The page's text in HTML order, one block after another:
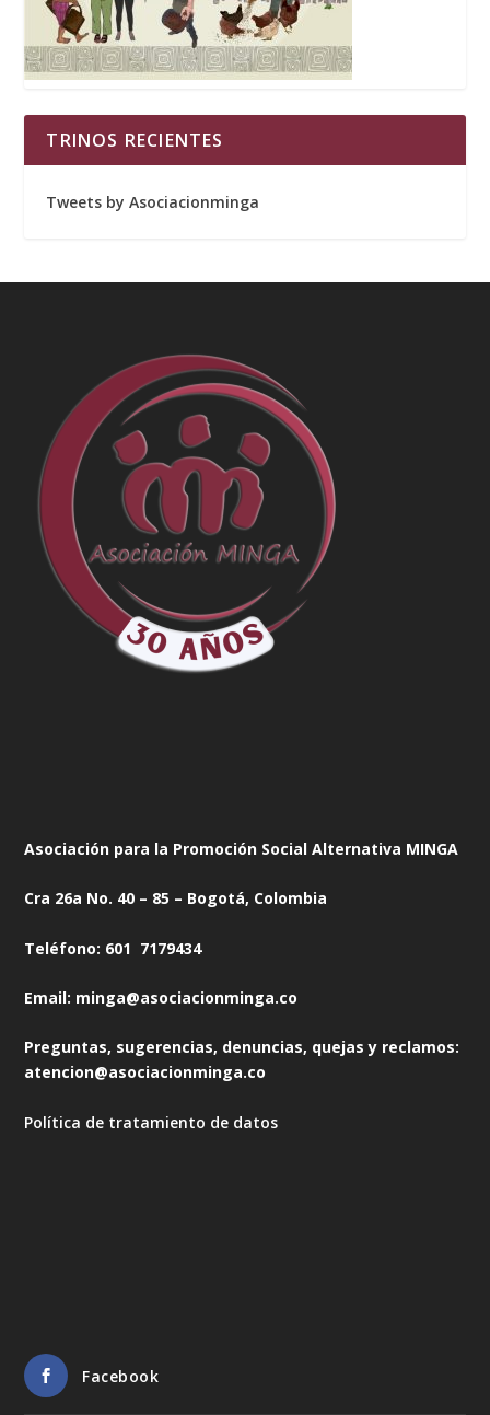
TRINOS RECIENTES
Tweets by Asociacionminga
Asociación para la Promoción Social Alternativa MINGA
Cra 26a No. 40 – 85 – Bogotá, Colombia
Teléfono: 601 7179434
Email: minga@asociacionminga.co
Preguntas, sugerencias, denuncias, quejas y reclamos:
atencion@asociacionminga.co
Política de tratamiento de datos
Facebook